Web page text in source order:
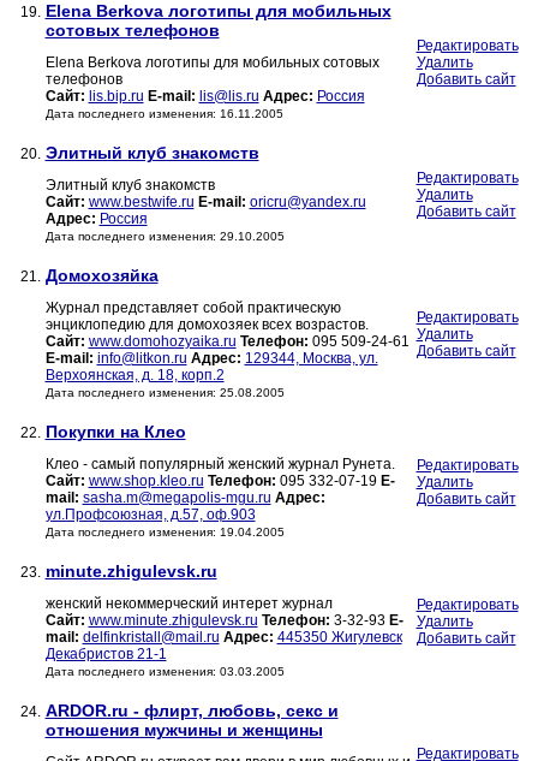
19. Elena Berkova логотипы для мобильных
сотовых телефонов
Elena Berkova логотипы для мобильных сотовых
телефонов
Сайт: lis.bip.ru E-mail: lis@lis.ru Адрес: Россия
Дата последнего изменения: 16.11.2005
Редактировать
Удалить
Добавить сайт
20. Элитный клуб знакомств
Элитный клуб знакомств
Сайт: www.bestwife.ru E-mail: oricru@yandex.ru
Адрес: Россия
Дата последнего изменения: 29.10.2005
Редактировать
Удалить
Добавить сайт
21. Домохозяйка
Журнал представляет собой практическую
энциклопедию для домохозяек всех возрастов.
Сайт: www.domohozyaika.ru Телефон: 095 509-24-61
E-mail: info@litkon.ru Адрес: 129344, Москва, ул.
Верхоянская, д. 18, корп.2
Дата последнего изменения: 25.08.2005
Редактировать
Удалить
Добавить сайт
22. Покупки на Клео
Клео - самый популярный женский журнал Рунета.
Сайт: www.shop.kleo.ru Телефон: 095 332-07-19 E-
mail: sasha.m@megapolis-mgu.ru Адрес:
ул.Профсоюзная, д.57, оф.903
Дата последнего изменения: 19.04.2005
Редактировать
Удалить
Добавить сайт
23. minute.zhigulevsk.ru
женский некоммерческий интерет журнал
Сайт: www.minute.zhigulevsk.ru Телефон: 3-32-93 E-
mail: delfinkristall@mail.ru Адрес: 445350 Жигулевск
Декабристов 21-1
Дата последнего изменения: 03.03.2005
Редактировать
Удалить
Добавить сайт
24. ARDOR.ru - флирт, любовь, секс и
отношения мужчины и женщины
Редактировать